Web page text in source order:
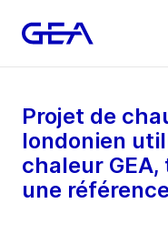
Projet de
londonien
chaleur
une